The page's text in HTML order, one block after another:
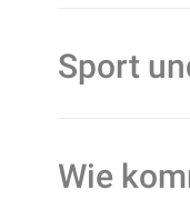
Sport
Wie